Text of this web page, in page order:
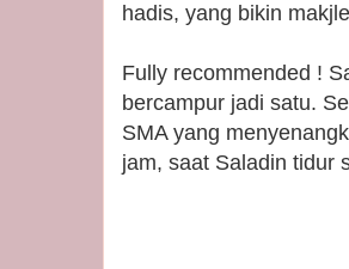
hadis, yang bikin
Fully recommended !
bercampur jadi satu.
SMA yang
jam, saat Saladin tidur